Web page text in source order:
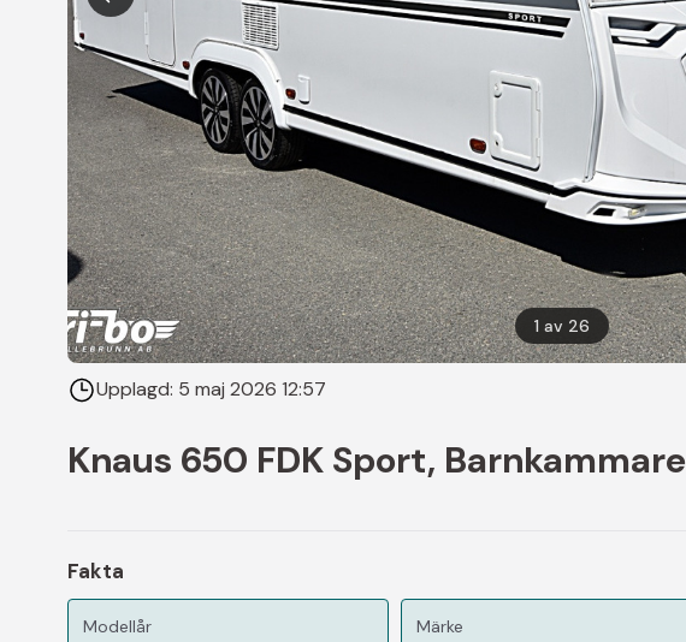
1 av 26
Upplagd: 5 maj 2026 12:57
Knaus 650 FDK Sport, Barnkammare
Fakta
Modellår Märke